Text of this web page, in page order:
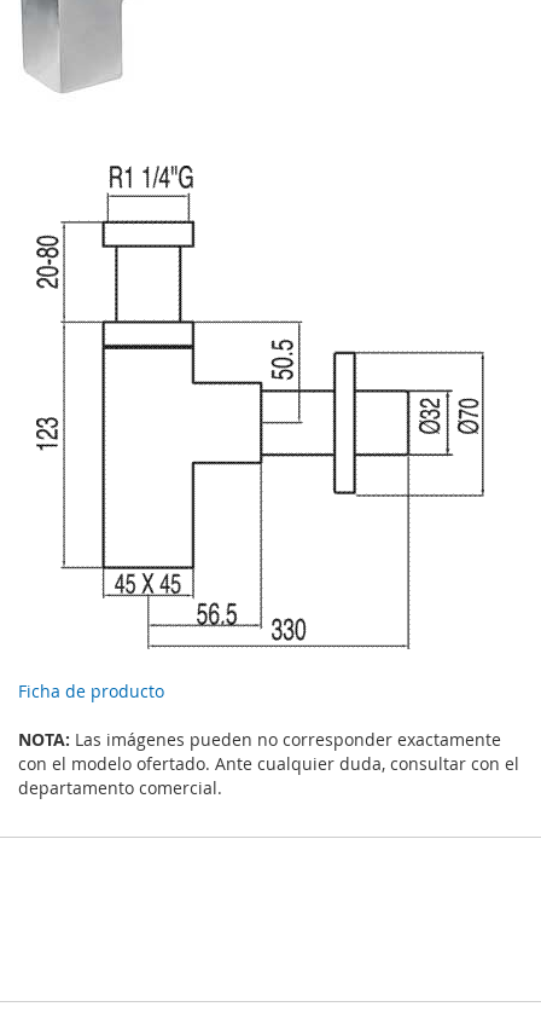
Ficha de producto
NOTA: Las imágenes pueden no corresponder exactamente
con el modelo ofertado. Ante cualquier duda, consultar con el
departamento comercial.